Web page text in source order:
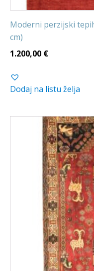
Moderni perzijski
cm)
1.200,00 €
Dodaj na listu želja